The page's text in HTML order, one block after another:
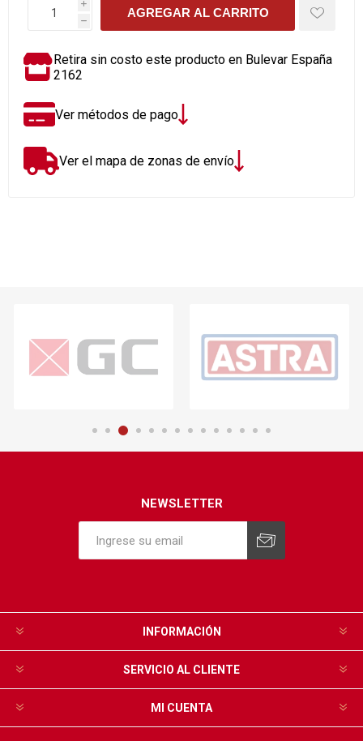
i
h
AGREGAR AL CARRITO
Retira sin costo este producto en Bulevar España
2162
Ver métodos de pago
Ver el mapa de zonas de envío
NEWSLETTER
INFORMACIÓN
SERVICIO AL CLIENTE
MI CUENTA